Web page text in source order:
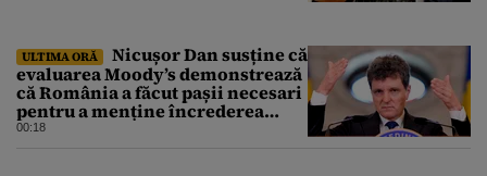
ULTIMA ORĂ
Nicușor Dan susține că
evaluarea Moody’s demonstrează
că România a făcut pașii necesari
pentru a menține încrederea
investitorilor: „Totuși,
00:18